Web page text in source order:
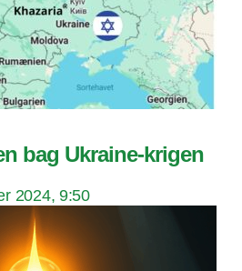
bag Ukraine-krigen
2024, 9:50